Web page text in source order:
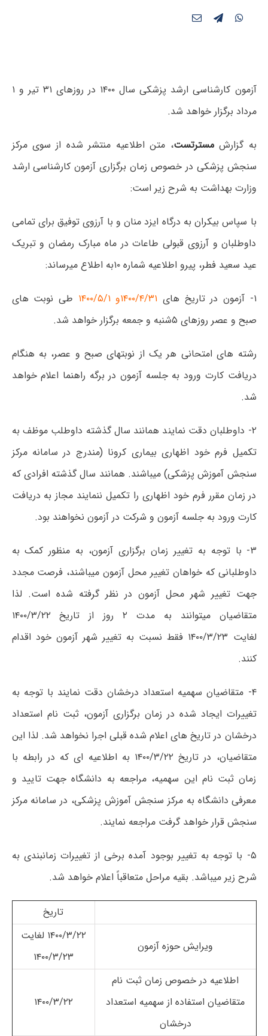
آزمون کارشناسی ارشد پزشکی سال ۱۴۰۰ در روزهای ۳۱ تیر و ۱
مرداد برگزار خواهد شد.
به گزارشمسترتست، متن اطلاعیه منتشر شده از سوی مرکز
سنجش پزشکی در خصوص زمان برگزاری آزمون کارشناسی ارشد
وزارت بهداشت به شرح زیر است:
با سپاس بیکران به درگاه ایزد منان و با آرزوی توفیق برای تمامی
داوطلبان و آرزوی قبولی طاعات در ماه مبارک رمضان و تبریک
عید سعید فطر، پیرو اطلاعیه شماره ۱۰به اطلاع میرساند:
۱- آزمون در تاریخ ھای ۱۴۰۰/۴/۳۱و ۱۴۰۰/۵/۱
طی نوبت ھای
صبح و عصر روزھای ۵شنبه و جمعه برگزار خواھد شد.
رشته ھای امتحانی ھر یک از نوبتھای صبح و عصر، به ھنگام
دریافت کارت ورود به جلسه آزمون در برگه راھنما اعلام خواھد
شد.
۲- داوطلبان دقت نمایند ھمانند سال گذشته داوطلب موظف به
تکمیل فرم خود اظھاری بیماری کرونا (مندرج در سامانه مرکز
سنجش آموزش پزشکی) میباشند. ھمانند سال گذشته افرادی که
در زمان مقرر فرم خود اظھاری را تکمیل ننمایند مجاز به دریافت
کارت ورود به جلسه آزمون و شرکت در آزمون نخواھند بود.
۳- با توجه به تغییر زمان برگزاری آزمون، به منظور کمک به
داوطلبانی که خواھان تغییر محل آزمون میباشند، فرصت مجدد
جھت تغییر شھر محل آزمون در نظر گرفته شده است. لذا
متقاضیان میتوانند به مدت ۲ روز از تاریخ
۱۴۰۰/۳/۲۲
لغایت ۱۴۰۰/۳/۲۳ فقط نسبت به تغییر شھر آزمون خود اقدام
کنند.
۴- متقاضیان سھمیه استعداد درخشان دقت نمایند با توجه به
تغییرات ایجاد شده در زمان برگزاری آزمون، ثبت نام استعداد
درخشان در تاریخ ھای اعلام شده قبلی اجرا نخواھد شد. لذا این
متقاضیان، در تاریخ ۱۴۰۰/۳/۲۲ به اطلاعیه ای که در رابطه با
زمان ثبت نام این سھمیه، مراجعه به دانشگاه جھت تایید و
معرفی دانشگاه به مرکز سنجش آموزش پزشکی، در سامانه مرکز
سنجش قرار خواھد گرفت مراجعه نمایند.
۵- با توجه به تغییر بوجود آمده برخی از تغییرات زمانبندی به
شرح زیر میباشد. بقیه مراحل متعاقباً اعلام خواھد شد.
تاریخ
ویرایش حوزه آزمون
۱۴۰۰/۳/۲۲ لغایت
۱۴۰۰/۳/۲۳
اطلاعیه در خصوص زمان ثبت نام
متقاضیان استفاده از سھمیه استعداد
درخشان
۱۴۰۰/۳/۲۲